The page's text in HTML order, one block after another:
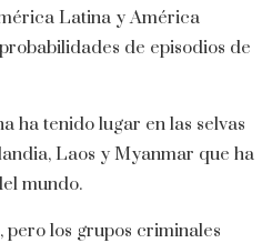
Latina y América
de episodios de
ha tenido lugar en las selvas
Laos y Myanmar que ha
mundo.
los grupos criminales